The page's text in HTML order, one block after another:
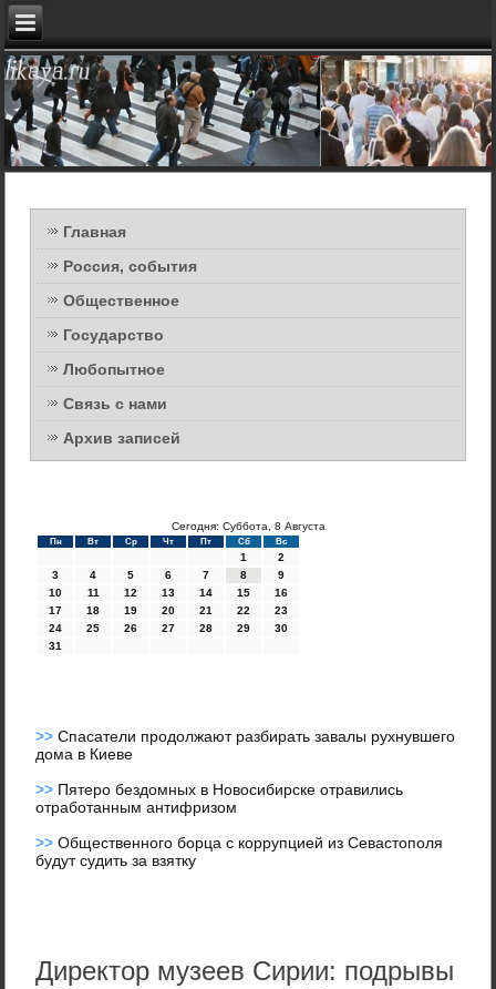
Главная
Россия, события
Общественное
Государство
Любопытное
Связь с нами
Архив записей
Сегодня: Суббота, 8 Августа
Пн Вт Ср Чт Пт Сб Вс
1
2
3
4 5 6 7 8
9
10
11 12 13 14 15
16
17
18 19 20 21 22
23
24
25 26 27 28 29
30
31
>>Спасатели продолжают разбирать завалы рухнувшего
дома в Киеве
>> Пятеро бездомных в Новосибирске отравились
отработанным антифризом
>>Общественного борца с коррупцией из Севастополя
будут судить за взятку
Директор музеев Сирии: подрывы